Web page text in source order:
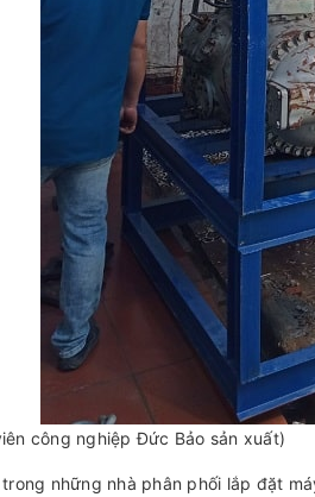
công nghiệp Đức Bảo sản xuất)
những nhà phân phối lắp đặt